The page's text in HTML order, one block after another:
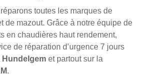
toutes les marques de
de mazout. Grâce à notre équipe de
en chaudières haut rendement,
de réparation d’urgence 7 jours
Hundelgem et partout sur la
.